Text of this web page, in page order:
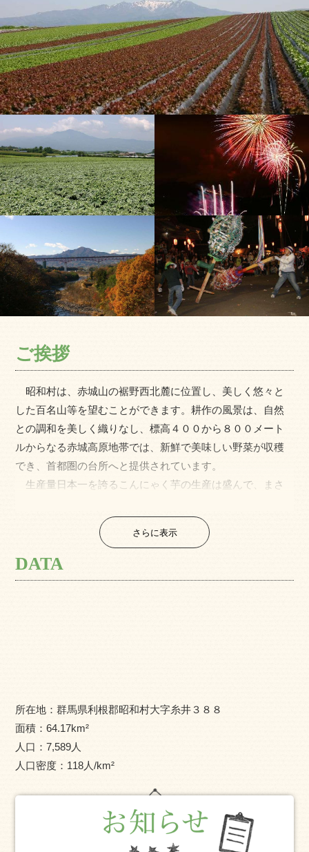
ご挨拶
昭和村は、赤城山の裾野西北麓に位置し、美しく悠々と
した百名山等を望むことができます。耕作の風景は、自然
との調和を美しく織りなし、標高４００から８００メート
ルからなる赤城高原地帯では、新鮮で美味しい野菜が収穫
でき、首都圏の台所へと提供されています。
生産量日本一を誇るこんにゃく芋の生産は盛んで、まさ
川水系、奥利根地方の本村には片品川が清らかに流れ、河
岸は日本有数の美しい段丘を形成し、歴史の刻みを私たち
に披露してくれています。優れた景観的個性を生かし、小
さくても美しく輝くオンリーワンの村として、平成21年10
の向かいには、広大な敷地の関屋工業団地があり、世界的
にも優良な企業が進出し、本村の産業の活性化にも繋がっ
ております。 さらに、その隣には、平成23年7月、念願の
道の駅「あぐりーむ昭和」がオープン、野菜収穫体験等村
光農園等の自然を生かした観光資源も充実して参りまし
本村には、総合運動公園や、昭和の森山荘・ゴルフ場、
さらに表示
DATA
所在地：群馬県利根郡昭和村大字糸井３８８
面積：64.17km²
人口：7,589人
人口密度： 118人/km²